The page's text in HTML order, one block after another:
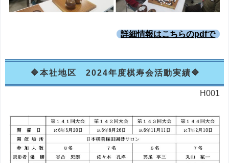
詳細情報はこちらのpdfで
本社地区 2024年度棋寿会活動実績
H001